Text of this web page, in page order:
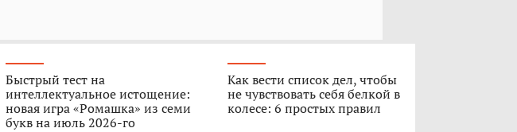
Быстрый тест на
интеллектуальное истощение:
новая игра «Ромашка» из семи
букв на июль 2026-го
Как вести список дел, чтобы
не чувствовать себя белкой в
колесе: 6 простых правил